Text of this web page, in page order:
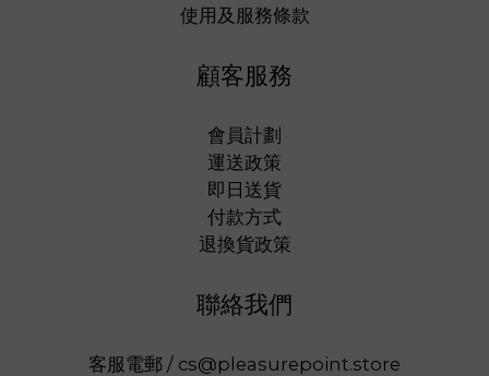
使用及服務條款
顧客服務
會員計劃
運送政策
即日送貨
付款方式
退換貨政策
聯絡我們
客服電郵 / cs@pleasurepoint.store